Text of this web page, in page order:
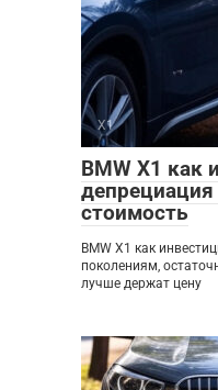
X1
BMW X1 как
депрециация
стоимость
BMW X1 как
поколениям,
лучше держат цену